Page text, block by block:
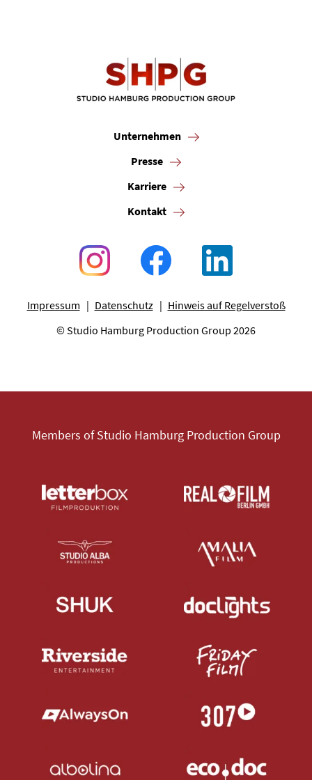
Unternehmen
Presse
Karriere
Kontakt
Impressum Datenschutz
Hinweis auf Regelverstoß
© Studio Hamburg Production Group 2026
Members of Studio Hamburg Production Group